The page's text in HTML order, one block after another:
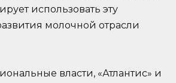
использовать эту
молочной отрасли
власти, «Атлантис» и